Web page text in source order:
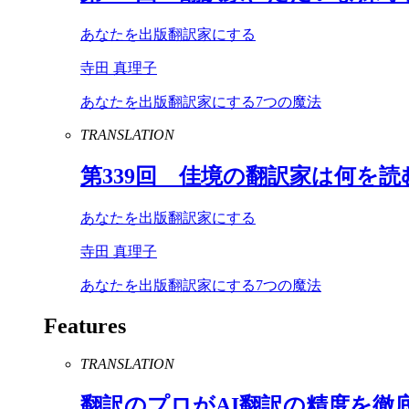
あなたを出版翻訳家にする
寺田 真理子
あなたを出版翻訳家にする7つの魔法
TRANSLATION
第339回 佳境の翻訳家は何を読
あなたを出版翻訳家にする
寺田 真理子
あなたを出版翻訳家にする7つの魔法
Features
TRANSLATION